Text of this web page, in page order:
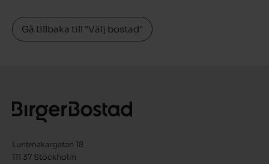
Gå tillbaka till "Välj bostad"
Luntmakargatan 18
111 37 Stockholm